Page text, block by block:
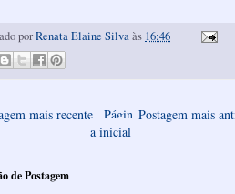
porRenata Elaine Silvaàs 16:46
mais recente Postagem mais
Págin
a inicial
de Postagem